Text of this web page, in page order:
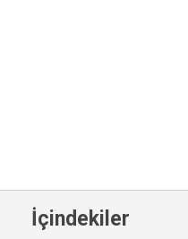
İçindekiler